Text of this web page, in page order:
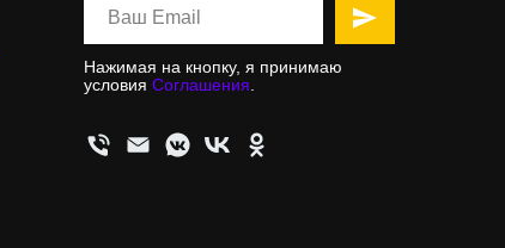
Нажимая на кнопку, я принимаю
условия Соглашения